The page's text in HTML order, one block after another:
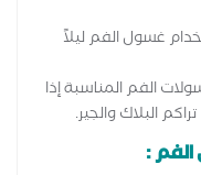
غسول الفم ليلاً
الفم المناسبة إذا
البلاك والجير.
: